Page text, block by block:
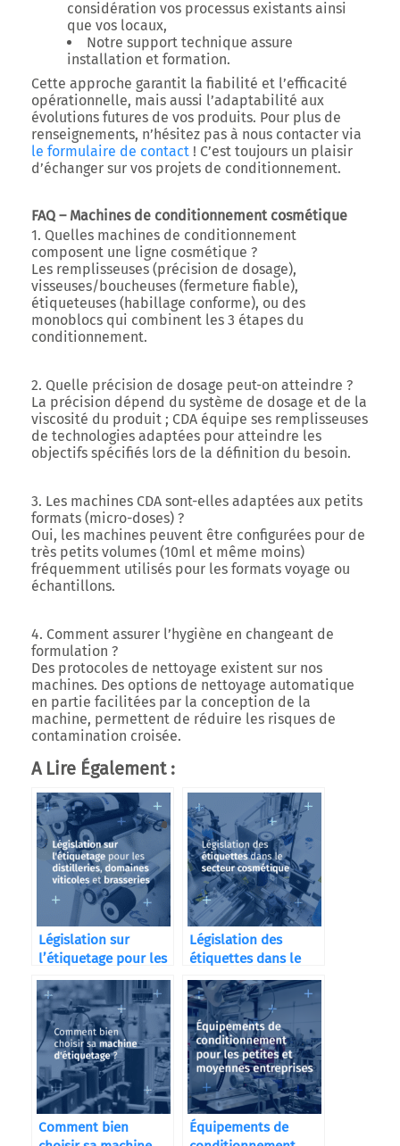
considération vos processus existants ainsi
que vos locaux,
Notre support technique assure
installation et formation.
Cette approche garantit la fiabilité et l’efficacité
opérationnelle, mais aussi l’adaptabilité aux
évolutions futures de vos produits. Pour plus de
renseignements, n’hésitez pas à nous contacter via
le formulaire de contact ! C’est toujours un plaisir
d’échanger sur vos projets de conditionnement.
FAQ – Machines de conditionnement cosmétique
1. Quelles machines de conditionnement
composent une ligne cosmétique ?
Les remplisseuses (précision de dosage),
visseuses/boucheuses (fermeture fiable),
étiqueteuses (habillage conforme), ou des
monoblocs qui combinent les 3 étapes du
conditionnement.
2. Quelle précision de dosage peut-on atteindre ?
La précision dépend du système de dosage et de la
viscosité du produit ; CDA équipe ses remplisseuses
de technologies adaptées pour atteindre les
objectifs spécifiés lors de la définition du besoin.
3. Les machines CDA sont-elles adaptées aux petits
formats (micro-doses) ?
Oui, les machines peuvent être configurées pour de
très petits volumes (10ml et même moins)
fréquemment utilisés pour les formats voyage ou
échantillons.
4. Comment assurer l’hygiène en changeant de
formulation ?
Des protocoles de nettoyage existent sur nos
machines. Des options de nettoyage automatique
en partie facilitées par la conception de la
machine, permettent de réduire les risques de
contamination croisée.
A Lire Également :
Législation sur
l’étiquetage pour les
distilleries
Législation des
étiquettes dans le
secteur cosmétique
Comment bien
Équipements de